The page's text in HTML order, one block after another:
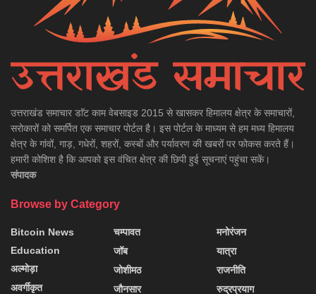
उत्तराखंड समाचार डाॅट काम वेबसाइड 2015 से खासकर हिमालय क्षेत्र के समाचारों,
सरोकारों को समर्पित एक समाचार पोर्टल है। इस पोर्टल के माध्यम से हम मध्य हिमालय
क्षेत्र के गांवों, गाड़, गधेरों, शहरों, कस्बों और पर्यावरण की खबरों पर फोकस करते हैं।
हमारी कोशिश है कि आपको इस वंचित क्षेत्र की छिपी हुई सूचनाएं पहुंचा सकें।
संपादक
Browse by Category
Bitcoin News
Education
अल्मोड़ा
अवर्गीकृत
चम्पावत
जॉब
जोशीमठ
जौनसार
मनोरंजन
यात्रा
राजनीति
रुद्रप्रयाग